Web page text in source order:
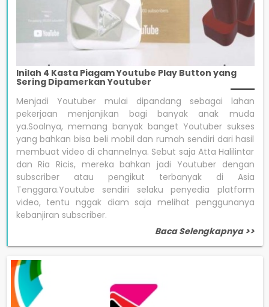
Inilah 4 Kasta Piagam Youtube Play Button yang
Sering Dipamerkan Youtuber
Menjadi Youtuber mulai dipandang sebagai lahan
pekerjaan menjanjikan bagi banyak anak muda
ya.Soalnya, memang banyak banget Youtuber sukses
yang bahkan bisa beli mobil dan rumah sendiri dari hasil
membuat video di channelnya. Sebut saja Atta Halilintar
dan Ria Ricis, mereka bahkan jadi Youtuber dengan
subscriber atau pengikut terbanyak di Asia
Tenggara.Youtube sendiri selaku penyedia platform
video, tentu nggak diam saja melihat penggunanya
kebanjiran subscriber.
Baca Selengkapnya >>